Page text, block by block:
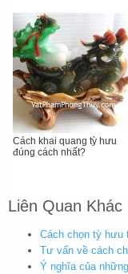
Cách khai quang tỳ hưu
đúng cách nhất?
Liên Quan Khác
Cách chọn tỳ hưu
Tư vấn về cách
Ý nghĩa của